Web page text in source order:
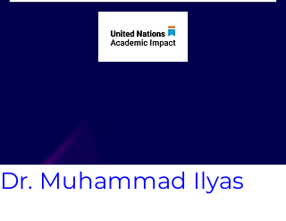
Dr. Muhammad Ilyas